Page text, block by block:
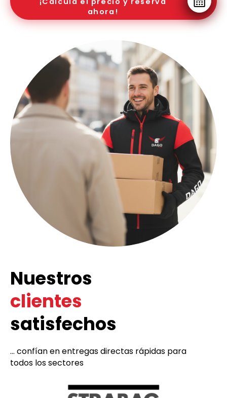
ahora!
Nuestros
clientes
satisfechos
... confían en entregas directas rápidas para
todos los sectores